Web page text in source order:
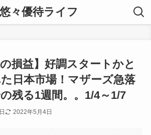
悠々優待ライフ
の損益】好調スタートかと
日本市場！マザーズ急落
残る1週間。。1/4～1/7
2022年5月4日